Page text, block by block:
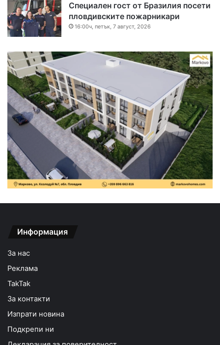
Специален гост от Бразилия посети
пловдивските пожарникари
16:00ч, петък, 7 август, 2026
Информация
За нас
Реклама
TakTak
За контакти
Изпрати новина
Подкрепи ни